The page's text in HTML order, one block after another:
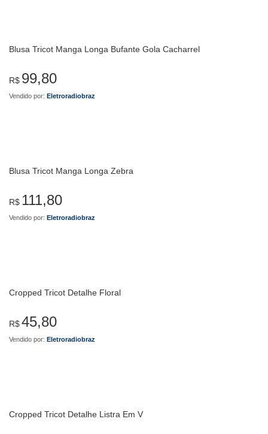
Blusa Tricot Manga Longa Bufante Gola Cacharrel
R$ 99,80
Vendido por: Eletroradiobraz
Blusa Tricot Manga Longa Zebra
R$ 111,80
Vendido por: Eletroradiobraz
Cropped Tricot Detalhe Floral
R$45,80
Vendido por: Eletroradiobraz
Cropped Tricot Detalhe Listra Em V